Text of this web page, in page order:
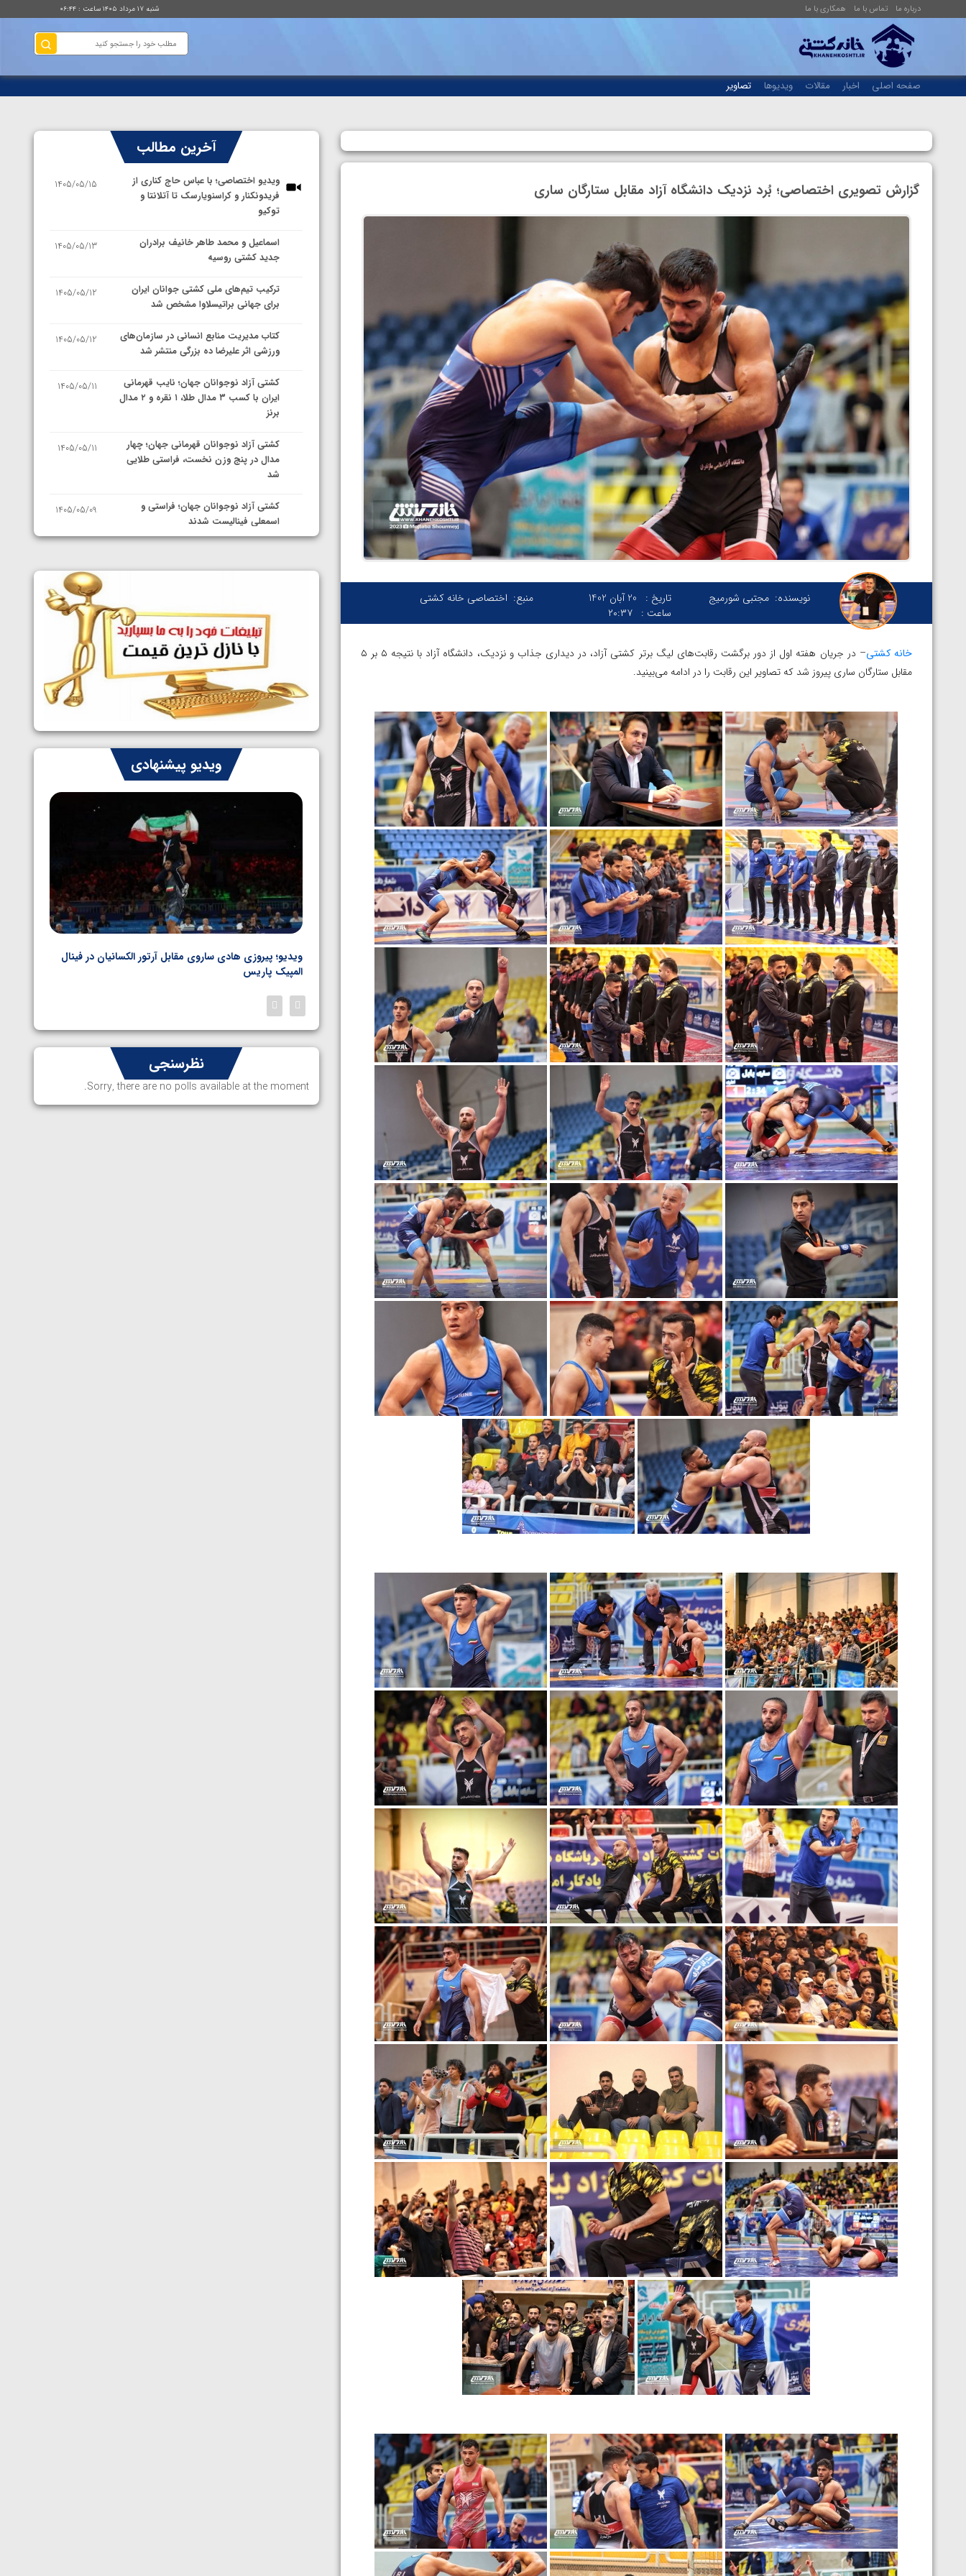
درباره ما تماس با ما همکاری با ما شنبه ۱۷ مرداد ۱۴۰۵ ساعت : ۰۶:۴۴
صفحه اصلی اخبار مقالات ویدیوها تصاویر
گزارش تصویری اختصاصی؛ بُرد نزدیک دانشگاه آزاد مقابل ستارگان ساری
نویسنده: مجتبی شورمیج تاریخ :
20 آبان 1402
ساعت : ۲۰:۳۷
منبع: اختصاصی خانه کشتی
خانه کشتی
– در جریان هفته اول از دور برگشت رقابت‌های لیگ برتر کشتی آزاد، در دیداری جذاب و نزدیک، دانشگاه آزاد با نتیجه ۵ بر ۵
مقابل ستارگان ساری پیروز شد که تصاویر این رقابت را در ادامه می‌بینید.
آخرین مطالب
ویدیو اختصاصی؛ با عباس حاج کناری از
فریدونکنار و کراسنویارسک تا آتلانتا و
توکیو
1405/05/15
اسماعیل و محمد طاهر خانیف برادران
جدید کشتی روسیه
1405/05/13
ترکیب تیم‌های ملی کشتی جوانان ایران
برای جهانی براتیسلاوا مشخص شد
1405/05/12
کتاب مدیریت منابع انسانی در سازمان‌های
ورزشی اثر علیرضا ده بزرگی منتشر شد
1405/05/12
کشتی آزاد نوجوانان جهان؛ نایب قهرمانی
ایران با کسب ۳ مدال طلا، ۱ نقره و ۲ مدال
برنز
1405/05/11
کشتی آزاد نوجوانان قهرمانی جهان؛ چهار
مدال در پنج وزن نخست، فراستی طلایی
شد
1405/05/11
کشتی آزاد نوجوانان جهان؛ فراستی و
اسمعلی فینالیست شدند
1405/05/09
نمایندگان ایران مشخص شدند
سوم برای ایران
1405/05/07
ایران چشم به راه چهار مدال در پنج وزن
دوم کشتی فرنگی نوجوانان جهان
1405/05/06
ویدیو پیشنهادی
امین میرزازاده
ویدیو؛ باخت امین کاویانی نژاد مقابل مالخاز آمویان از
ارمنستان
ویدیو؛ صعود حسن یزدانی به فینال المپیک با برتری مقابل
ناظم امینه
ویدیو؛ پیروزی هادی ساروی مقابل آرتور الکسانیان در فینال
المپیک پاریس
نظرسنجی
Sorry, there are no polls available at the moment.